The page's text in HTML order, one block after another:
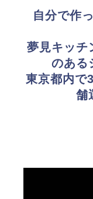
自分で作
夢見キッチ
のある
東京都内で
舗